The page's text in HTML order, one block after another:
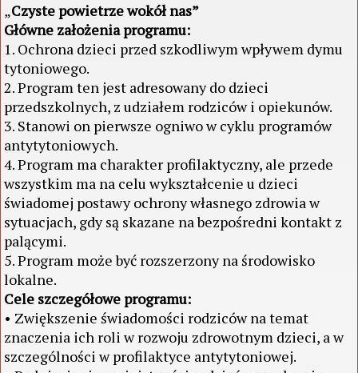
„Czyste powietrze wokół nas”
Główne założenia programu:
1. Ochrona dzieci przed szkodliwym wpływem dymu
tytoniowego.
2. Program ten jest adresowany do dzieci
przedszkolnych, z udziałem rodziców i opiekunów.
3. Stanowi on pierwsze ogniwo w cyklu programów
antytytoniowych.
4. Program ma charakter profilaktyczny, ale przede
wszystkim ma na celu wykształcenie u dzieci
świadomej postawy ochrony własnego zdrowia w
sytuacjach, gdy są skazane na bezpośredni kontakt z
palącymi.
5. Program może być rozszerzony na środowisko
lokalne.
Cele szczegółowe programu:
• Zwiększenie świadomości rodziców na temat
znaczenia ich roli w rozwoju zdrowotnym dzieci, a w
szczególności w profilaktyce antytytoniowej.